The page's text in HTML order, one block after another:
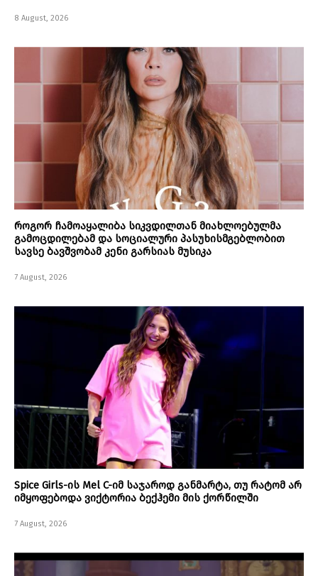
8 August, 2026
როგორ ჩამოაყალიბა სიკვდილთან მიახლოებულმა
გამოცდილებამ და სოციალური პასუხისმგებლობით
სავსე ბავშვობამ კენი გარსიას მუსიკა
7 August, 2026
Spice Girls-ის Mel C-იმ საჯაროდ განმარტა, თუ რატომ არ
იმყოფებოდა ვიქტორია ბექჰემი მის ქორწილში
7 August, 2026